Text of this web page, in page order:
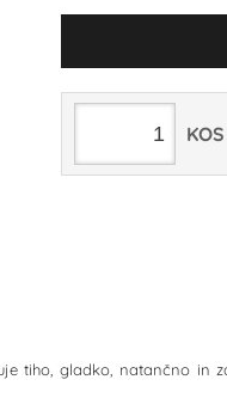
KOS
tiho, gladko, natančno in